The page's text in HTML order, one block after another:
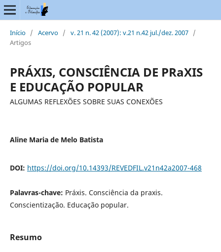
Início / Acervo / v. 21 n. 42 (2007): v.21 n.42 jul./dez. 2007 /
Artigos
PRÁXIS, CONSCIÊNCIA DE PRaXIS
E EDUCAÇÃO POPULAR
ALGUMAS REFLEXÕES SOBRE SUAS CONEXÕES
Aline Maria de Melo Batista
DOI: https://doi.org/10.14393/REVEDFIL.v21n42a2007-468
Palavras-chave: Práxis. Consciência da praxis.
Conscientização. Educação popular.
Resumo